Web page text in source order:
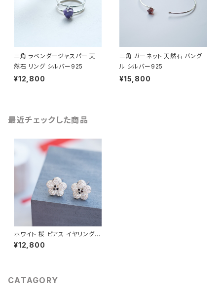
三角 ラベンダージャスパー 天
然石 リング シルバー925
¥12,800
三角 ガーネット 天然石 バング
ル シルバー925
¥15,800
最近チェックした商品
ホワイト 桜 ピアス イヤリング
シルバー925
¥12,800
CATAGORY